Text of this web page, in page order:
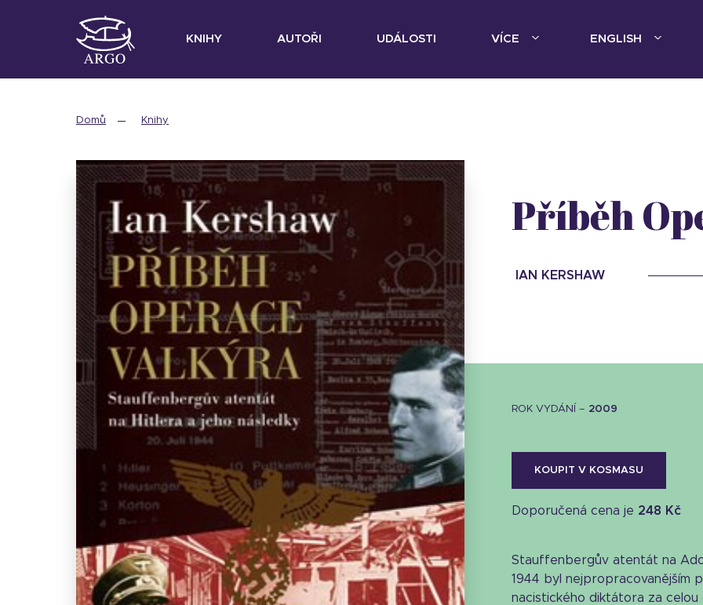
KNIHY AUTOŘI UDÁLOSTI VÍCE ENGLISH
Domů Knihy
Příběh
IAN KERSHAW
ROK VYDÁNÍ – 2009
KOUPIT V KOSMASU
Doporučená cena je 248 Kč
Stauffenbergův atentát na
1944 byl nejpropracovanějším
nacistického diktátora za